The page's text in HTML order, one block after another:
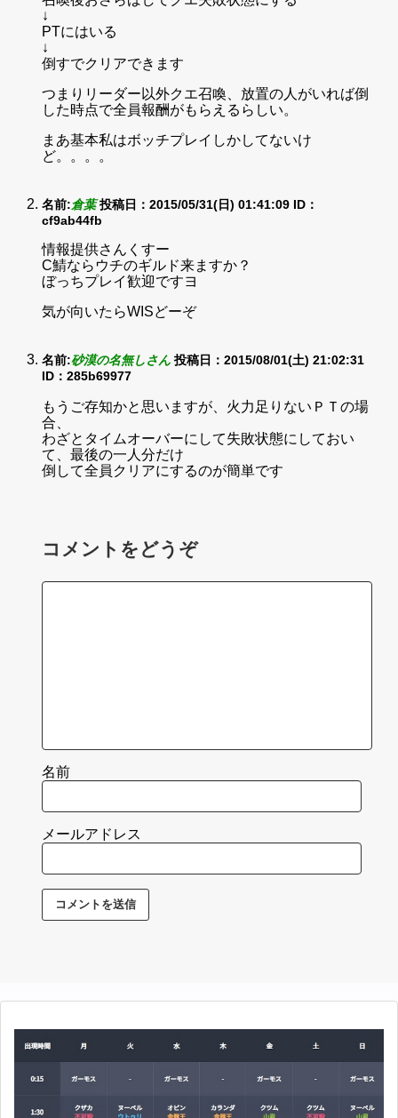
↓
PTにはいる
↓
倒すでクリアできます
つまりリーダー以外クエ召喚、放置の人がいれば倒
した時点で全員報酬がもらえるらしい。
まあ基本私はボッチプレイしかしてないけ
ど。。。。
名前:倉葉 投稿日：2015/05/31(日) 01:41:09 ID：
cf9ab44fb
情報提供さんくすー
C鯖ならウチのギルド来ますか？
ぼっちプレイ歓迎ですヨ
気が向いたらWISどーぞ
名前:砂漠の名無しさん 投稿日：2015/08/01(土) 21:02:31
ID：285b69977
もうご存知かと思いますが、火力足りないＰＴの場
合、
わざとタイムオーバーにして失敗状態にしておい
て、最後の一人分だけ
倒して全員クリアにするのが簡単です
コメントをどうぞ
名前
メールアドレス